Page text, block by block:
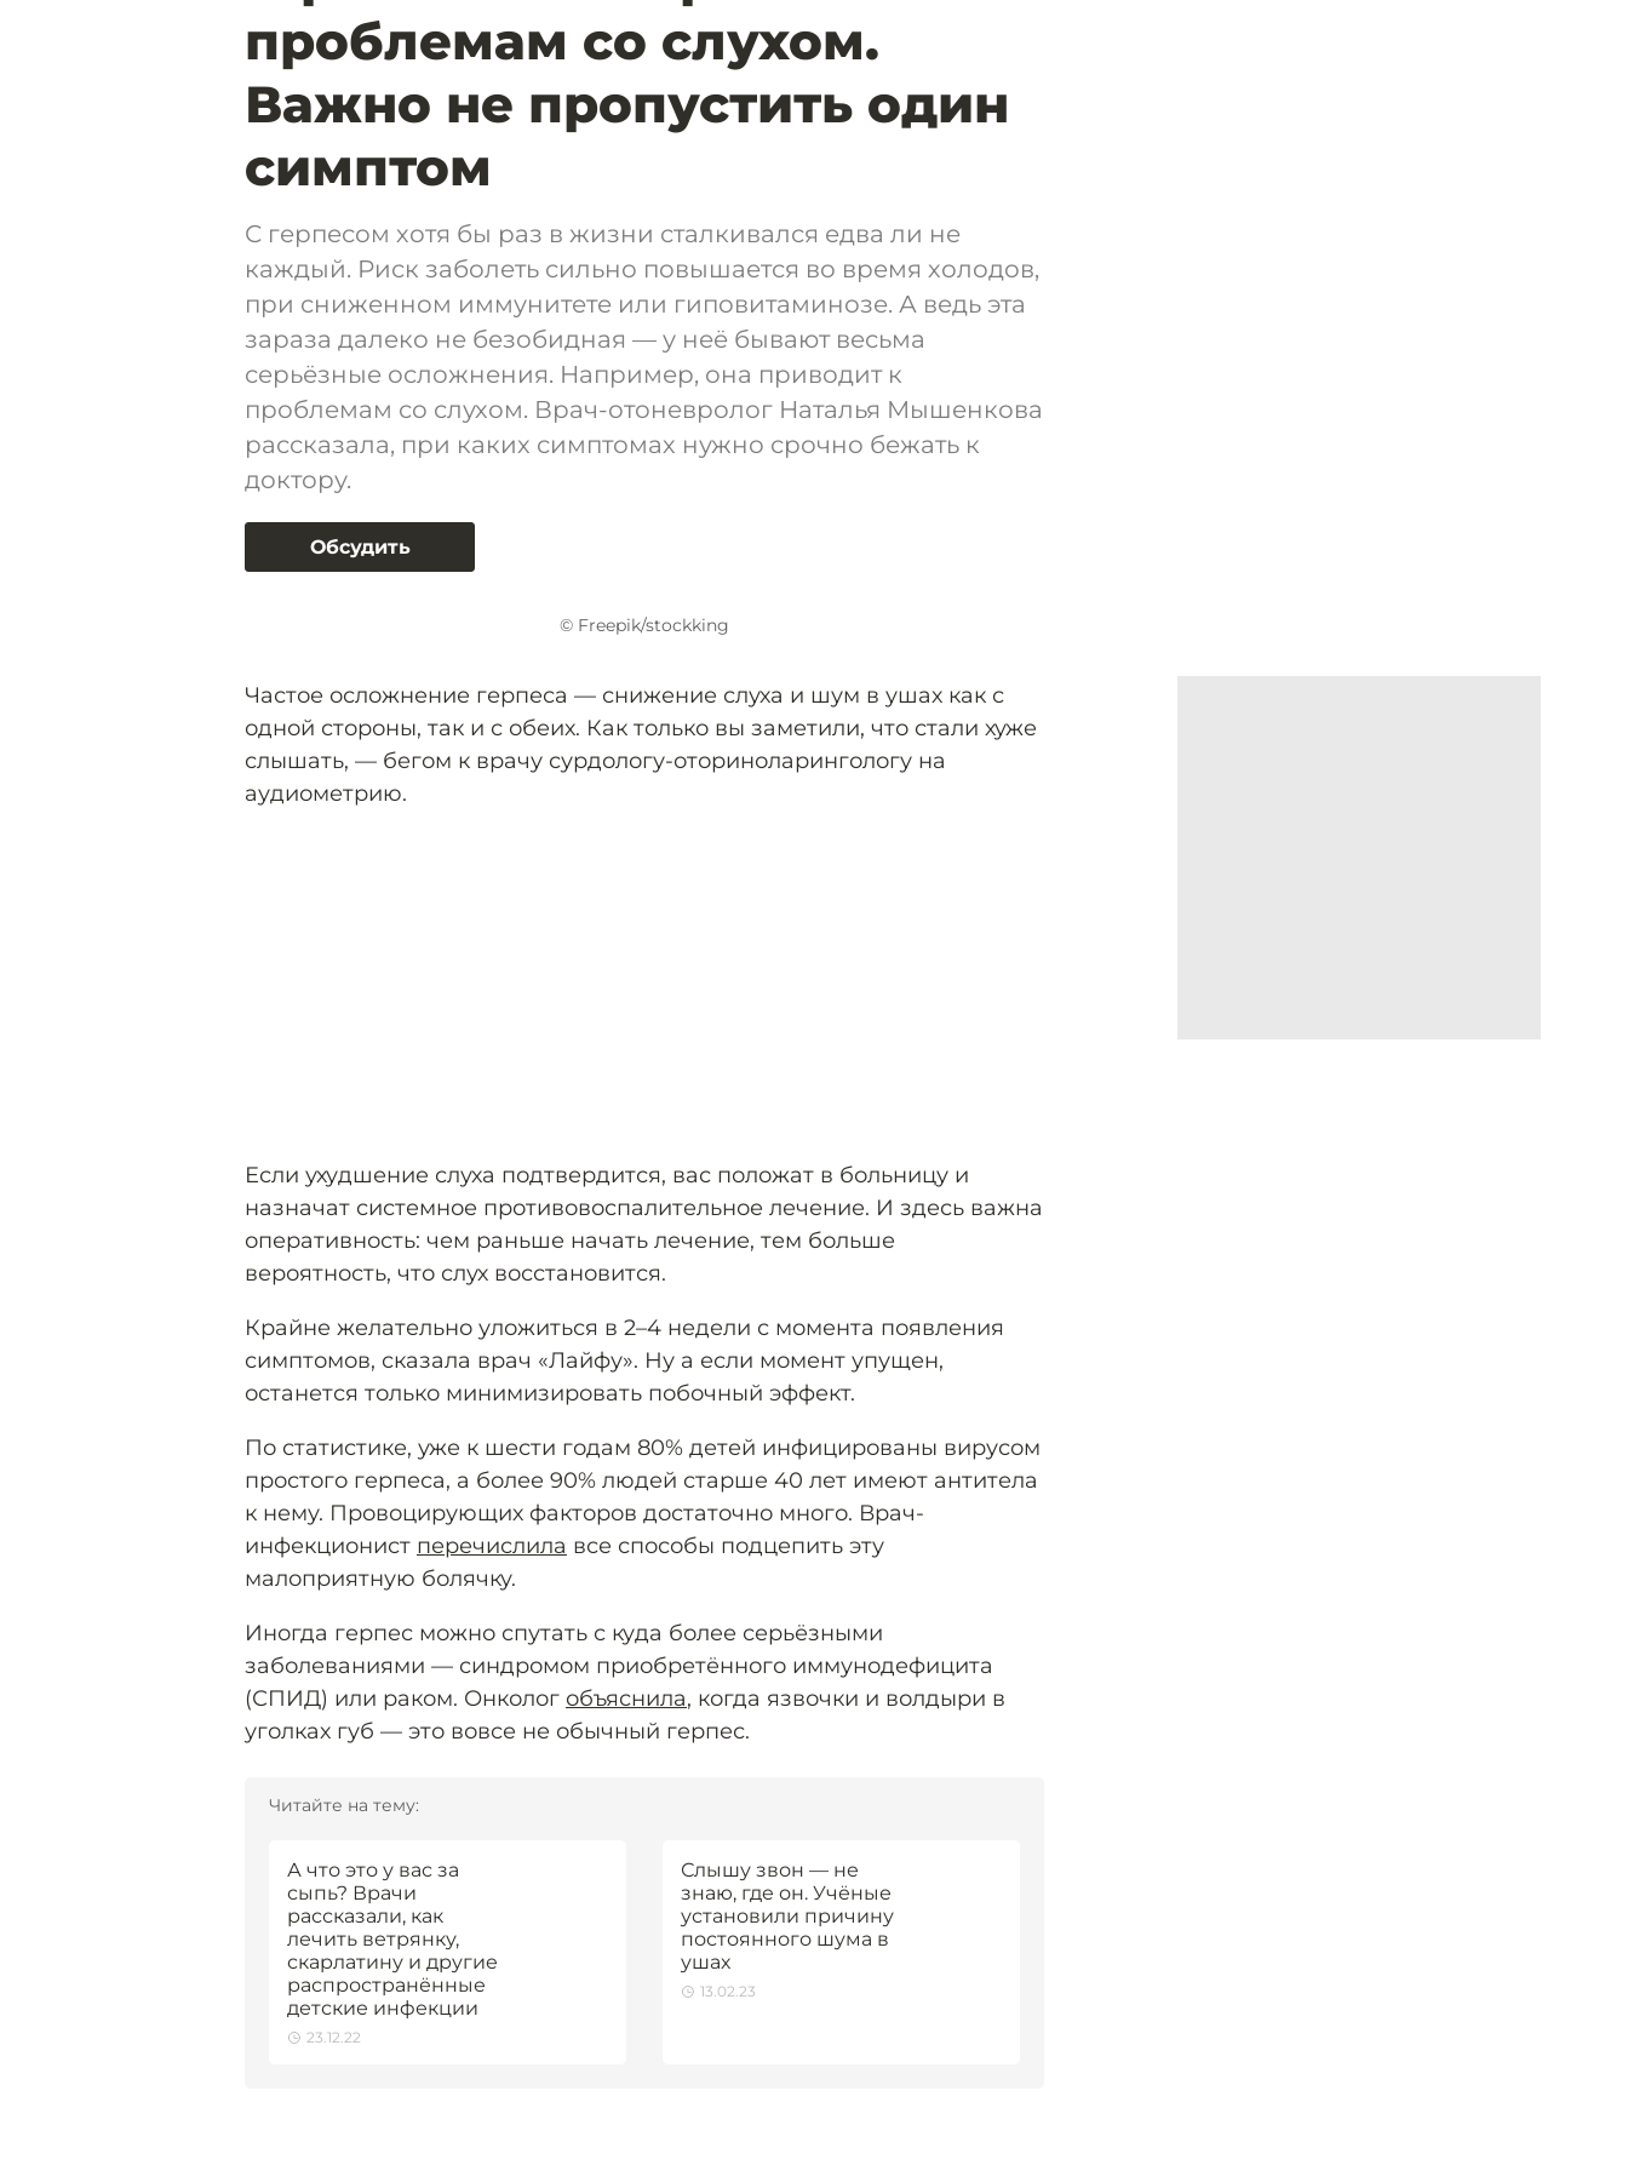
проблемам со слухом.
Важно не пропустить один
симптом
С герпесом хотя бы раз в жизни сталкивался едва ли не
каждый. Риск заболеть сильно повышается во время холодов,
при сниженном иммунитете или гиповитаминозе. А ведь эта
зараза далеко не безобидная — у неё бывают весьма
серьёзные осложнения. Например, она приводит к
проблемам со слухом. Врач-отоневролог Наталья Мышенкова
рассказала, при каких симптомах нужно срочно бежать к
доктору.
Обсудить
© Freepik/stockking
Частое осложнение герпеса — снижение слуха и шум в ушах как с
одной стороны, так и с обеих. Как только вы заметили, что стали хуже
слышать, — бегом к врачу сурдологу-оториноларингологу на
аудиометрию.
Если ухудшение слуха подтвердится, вас положат в больницу и
назначат системное противовоспалительное лечение. И здесь важна
оперативность: чем раньше начать лечение, тем больше
вероятность, что слух восстановится.
Крайне желательно уложиться в 2–4 недели с момента появления
симптомов, сказала врач «Лайфу». Ну а если момент упущен,
останется только минимизировать побочный эффект.
По статистике, уже к шести годам 80% детей инфицированы вирусом
простого герпеса, а более 90% людей старше 40 лет имеют антитела
к нему. Провоцирующих факторов достаточно много. Врач-
инфекционист перечислила все способы подцепить эту
малоприятную болячку.
Иногда герпес можно спутать с куда более серьёзными
заболеваниями — синдромом приобретённого иммунодефицита
(СПИД) или раком. Онколог объяснила, когда язвочки и волдыри в
уголках губ — это вовсе не обычный герпес.
Читайте на тему:
А что это у вас за
сыпь? Врачи
рассказали, как
лечить ветрянку,
скарлатину и другие
распространённые
детские инфекции
23.12.22
Слышу звон — не
знаю, где он. Учёные
установили причину
постоянного шума в
ушах
13.02.23